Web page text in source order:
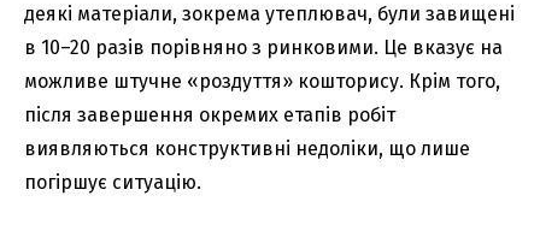
деякі матеріали, зокрема утеплювач, були завищені
в 10–20 разів порівняно з ринковими. Це вказує на
можливе штучне «роздуття» кошторису. Крім того,
після завершення окремих етапів робіт
виявляються конструктивні недоліки, що лише
погіршує ситуацію.